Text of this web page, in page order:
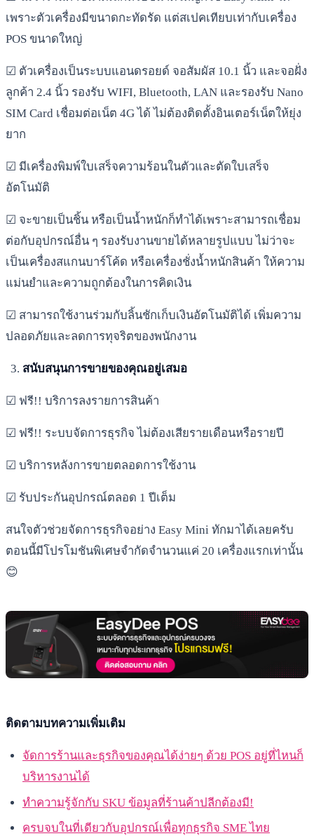
เพราะตัวเครื่องมีขนาดกะทัดรัด แต่สเปคเทียบเท่ากับเครื่อง
POS ขนาดใหญ่
☑ ตัวเครื่องเป็นระบบแอนดรอยด์ จอสัมผัส 10.1 นิ้ว และจอฝั่ง
ลูกค้า 2.4 นิ้ว รองรับ WIFI, Bluetooth, LAN และรองรับ Nano
SIM Card เชื่อมต่อเน็ต 4G ได้ ไม่ต้องติดตั้งอินเตอร์เน็ตให้ยุ่ง
ยาก
☑ มีเครื่องพิมพ์ใบเสร็จความร้อนในตัวและตัดใบเสร็จ
อัตโนมัติ
☑ จะขายเป็นชิ้น หรือเป็นน้ำหนักก็ทำได้เพราะสามารถเชื่อม
ต่อกับอุปกรณ์อื่น ๆ รองรับงานขายได้หลายรูปแบบ ไม่ว่าจะ
เป็นเครื่องสแกนบาร์โค้ด หรือเครื่องชั่งน้ำหนักสินค้า ให้ความ
แม่นยำและความถูกต้องในการคิดเงิน
☑ สามารถใช้งานร่วมกับลิ้นชักเก็บเงินอัตโนมัติได้ เพิ่มความ
ปลอดภัยและลดการทุจริตของพนักงาน
สนับสนุนการขายของคุณอยู่เสมอ
☑ ฟรี!! บริการลงรายการสินค้า
☑ ฟรี!! ระบบจัดการธุรกิจ ไม่ต้องเสียรายเดือนหรือรายปี
☑ บริการหลังการขายตลอดการใช้งาน
☑ รับประกันอุปกรณ์ตลอด 1 ปีเต็ม
สนใจตัวช่วยจัดการธุรกิจอย่าง Easy Mini ทักมาได้เลยครับ
ตอนนี้มีโปรโมชันพิเศษจำกัดจำนวนแค่ 20 เครื่องแรกเท่านั้น
😊
ติดตามบทความเพิ่มเติม
จัดการร้านและธุรกิจของคุณได้ง่ายๆ ด้วย POS อยู่ที่ไหนก็
บริหารงานได้
ทำความรู้จักกับ SKU ข้อมูลที่ร้านค้าปลีกต้องมี!
ครบจบในที่เดียวกับอุปกรณ์เพื่อทุกธุรกิจ SME ไทย